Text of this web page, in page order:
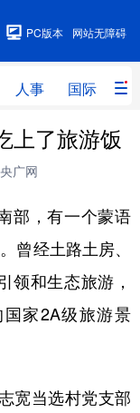
网站无障碍
PC版本
人事 国际 财
人事
教育
体育
军事
政务
数字经济
上了旅游饭
广网
，有一个蒙语
经土路土房、
领和生态旅游，
家2A级旅游景
当选村党支部